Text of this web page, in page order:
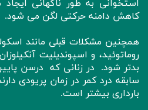
استخوانی به طور ناگهانی
کاهش دامنه حرکتی لگن می شود.
همچنین مشکلات قبلی مانند
روماتوئید، و اسپوندیلیت
بدتر شود. در زنانی که درسن پایین
سابقه درد کمر در زمان پریودی
بارداری بیشتر است.